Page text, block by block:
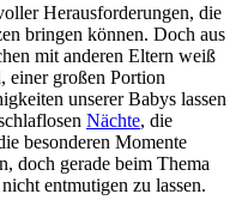
Herausforderungen, die
bringen können. Doch aus
mit anderen Eltern weiß
einer großen Portion
unserer Babys lassen
Nächte, die
besonderen Momente
doch gerade beim Thema
entmutigen zu lassen.